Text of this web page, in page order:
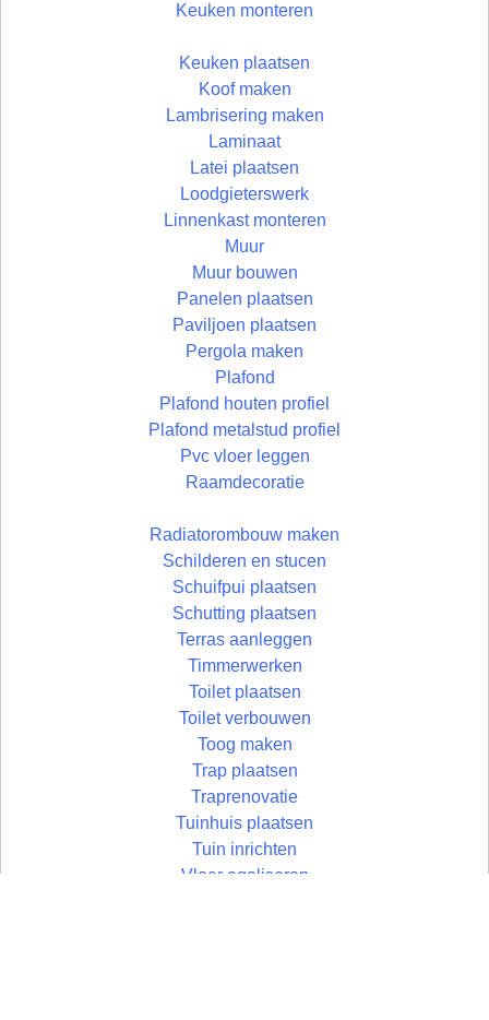
Keuken monteren
Keuken plaatsen
Koof maken
Lambrisering maken
Laminaat
Latei plaatsen
Loodgieterswerk
Linnenkast monteren
Muur
Muur bouwen
Panelen plaatsen
Paviljoen plaatsen
Pergola maken
Plafond
Plafond houten profiel
Plafond metalstud profiel
Pvc vloer leggen
Raamdecoratie
Radiatorombouw maken
Schilderen en stucen
Schuifpui plaatsen
Schutting plaatsen
Terras aanleggen
Timmerwerken
Toilet plaatsen
Toilet verbouwen
Toog maken
Trap plaatsen
Traprenovatie
Tuinhuis plaatsen
Tuin inrichten
Vloer egaliseren